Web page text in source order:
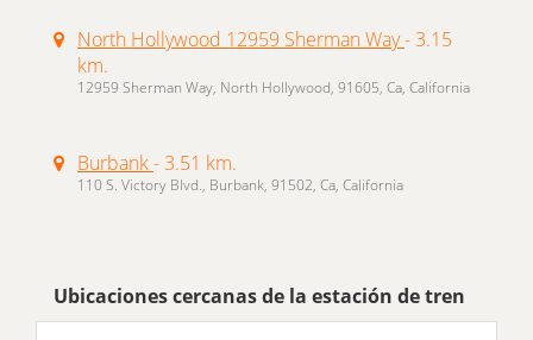
North Hollywood 12959 Sherman Way- 3.15
km.
12959 Sherman Way, North Hollywood, 91605, Ca, California
Burbank- 3.51 km.
110 S. Victory Blvd., Burbank, 91502, Ca, California
Ubicaciones cercanas de la estación de tren